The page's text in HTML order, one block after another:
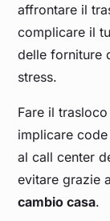
affrontare il
complicare il
delle forniture
stress.
Fare il
implicare
al call center
evitare grazie
cambio casa.